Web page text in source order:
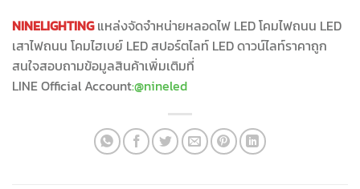
NINELIGHTINGแหล่งจัดจำหน่ายหลอดไฟ LED โคมไฟถนน LED
เสาไฟถนน โคมไฮเบย์ LED สปอร์ตไลท์ LED ดาวน์ไลท์ราคาถูก
สนใจสอบถามข้อมูลสินค้าเพิ่มเติมที่
LINE Official Account:@nineled